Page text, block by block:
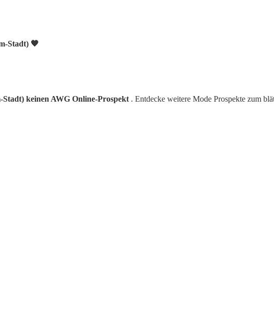
Stadt) 🧡
keinen AWG Online-Prospekt . Entdecke weitere Mode Prospekte zum